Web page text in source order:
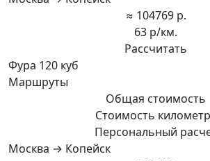
≈ 104769 р.
63 р/км.
Рассчитать
Фура 120 куб
Маршруты
Общая стоимость
Стоимость
Персональный
Москва → Копейск